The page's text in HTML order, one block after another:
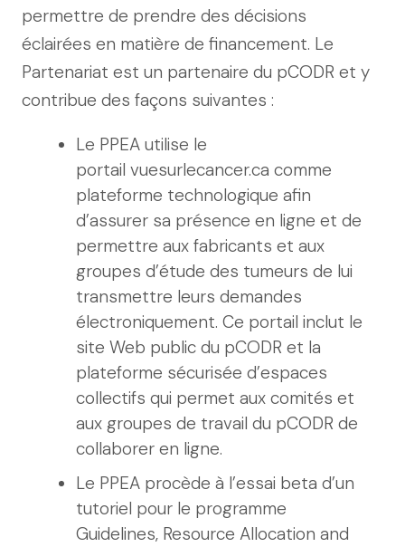
permettre de prendre des décisions
éclairées en matière de financement. Le
Partenariat est un partenaire du pCODR et y
contribue des façons suivantes :
Le PPEA utilise le
portail vuesurlecancer.ca comme
plateforme technologique afin
d’assurer sa présence en ligne et de
permettre aux fabricants et aux
groupes d’étude des tumeurs de lui
transmettre leurs demandes
électroniquement. Ce portail inclut le
site Web public du pCODR et la
plateforme sécurisée d’espaces
collectifs qui permet aux comités et
aux groupes de travail du pCODR de
collaborer en ligne.
Le PPEA procède à l’essai beta d’un
tutoriel pour le programme
Guidelines, Resource Allocation and